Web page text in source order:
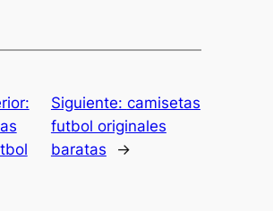
Siguiente: camisetas
futbol originales
baratas
→